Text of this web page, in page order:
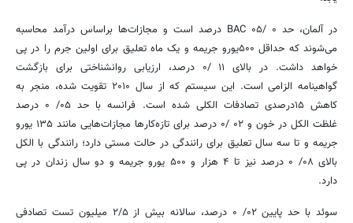
در آلمان، حد BAC ۰۵/ ۰ درصد است و مجازات‌ها براساس درآمد محاسبه
می‌شوند که حداقل ۵۰۰یورو جریمه و یک ماه تعلیق برای اولین جرم را در پی
خواهد داشت. در بالای ۱۱ /۰ درصد، ارزیابی روانشناختی برای بازگشت
گواهینامه الزامی است. این سیستم که از سال ۲۰۱۰ تقویت شده، منجر به
کاهش ۱۵درصدی تصادفات الکلی شده است. فرانسه با حد ۰۵/ ۰ درصد
غلظت الکل در خون و ۰۲ /۰ درصد برای تازه‌کارها مجازات‌هایی مانند ۱۳۵ یورو
جریمه و تا سه سال تعلیق برای رانندگی در حالت مستی دارد؛ رانندگی با الکل
بالای ۰۸/ ۰ درصد نیز تا ۴ هزار و ۵۰۰ یورو جریمه و دو سال زندان در پی
دارد.
سوئد با حد پایین ۰۲/ ۰ درصد، سالانه بیش از ۲/۵ میلیون تست تصادفی